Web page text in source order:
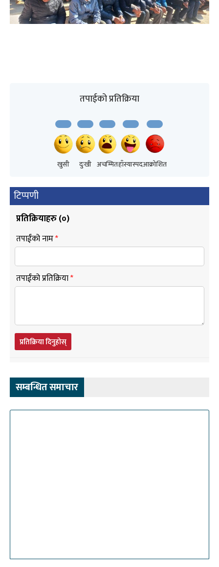
तपाईको प्रतिक्रिया
खुसी दुःखी अचम्मितहाँस्यास्पदआक्रोशित
टिप्पणी
प्रतिक्रियाहरु (०)
तपाईंको नाम*
तपाईंको प्रतिक्रिया*
प्रतिक्रिया दिनुहोस्
सम्बन्धित समाचार